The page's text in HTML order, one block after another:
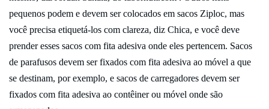
pequenos podem e devem ser colocados em sacos Ziploc, mas
você precisa etiquetá-los com clareza, diz Chica, e você deve
prender esses sacos com fita adesiva onde eles pertencem. Sacos
de parafusos devem ser fixados com fita adesiva ao móvel a que
se destinam, por exemplo, e sacos de carregadores devem ser
fixados com fita adesiva ao contêiner ou móvel onde são